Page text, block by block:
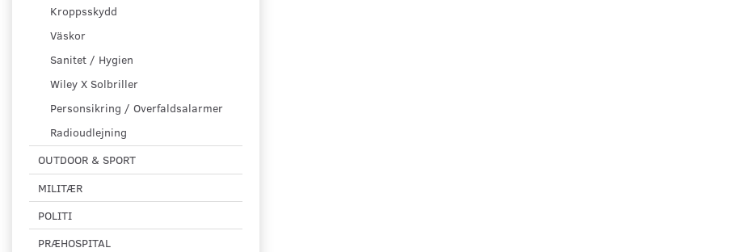
Kroppsskydd
Väskor
Sanitet / Hygien
Wiley X Solbriller
Personsikring / Overfaldsalarmer
Radioudlejning
OUTDOOR & SPORT
MILITÆR
POLITI
PRÆHOSPITAL